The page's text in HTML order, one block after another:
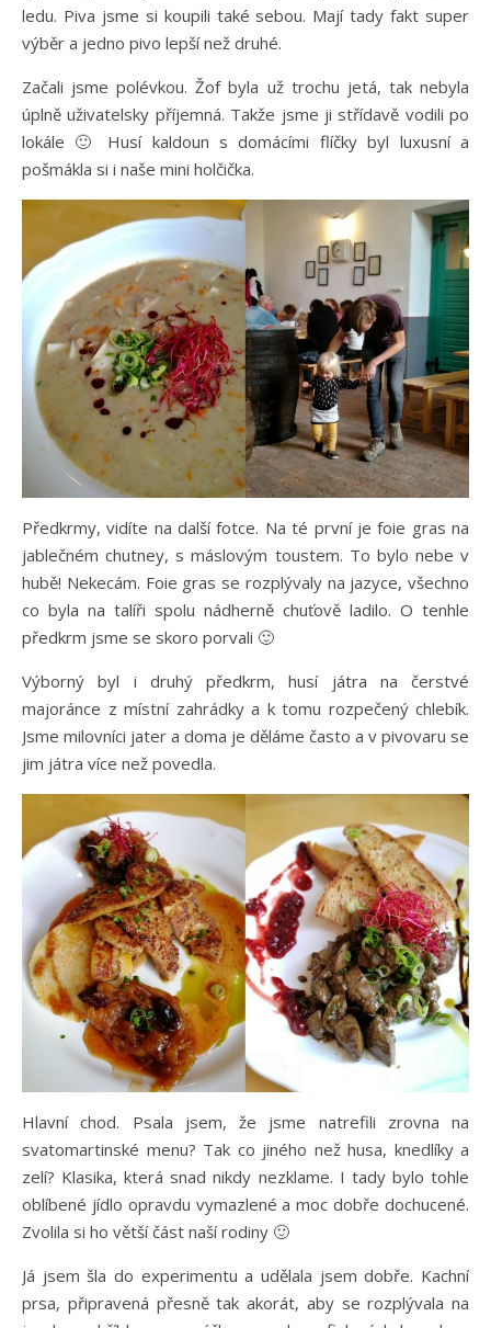
ledu. Piva jsme si koupili také sebou. Mají tady fakt super
výběr a jedno pivo lepší než druhé.
Začali jsme polévkou. Žof byla už trochu jetá, tak nebyla
úplně uživatelsky příjemná. Takže jsme ji střídavě vodili po
lokále 🙂 Husí kaldoun s domácími flíčky byl luxusní a
pošmákla si i naše mini holčička.
Předkrmy, vidíte na další fotce. Na té první je foie gras na
jablečném chutney, s máslovým toustem. To bylo nebe v
hubě! Nekecám. Foie gras se rozplývaly na jazyce, všechno
co byla na talíři spolu nádherně chuťově ladilo. O tenhle
předkrm jsme se skoro porvali 🙂
Výborný byl i druhý předkrm, husí játra na čerstvé
majoránce z místní zahrádky a k tomu rozpečený chlebík.
Jsme milovníci jater a doma je děláme často a v pivovaru se
jim játra více než povedla.
Hlavní chod. Psala jsem, že jsme natrefili zrovna na
svatomartinské menu? Tak co jiného než husa, knedlíky a
zelí? Klasika, která snad nikdy nezklame. I tady bylo tohle
oblíbené jídlo opravdu vymazlené a moc dobře dochucené.
Zvolila si ho větší část naší rodiny 🙂
Já jsem šla do experimentu a udělala jsem dobře. Kachní
prsa, připravená přesně tak akorát, aby se rozplývala na